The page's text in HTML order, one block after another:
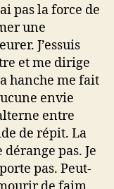
pas la force de
une
J’essuis
et me dirige
hanche me fait
envie
entre
de répit. La
pas. Je
pas. Peut-